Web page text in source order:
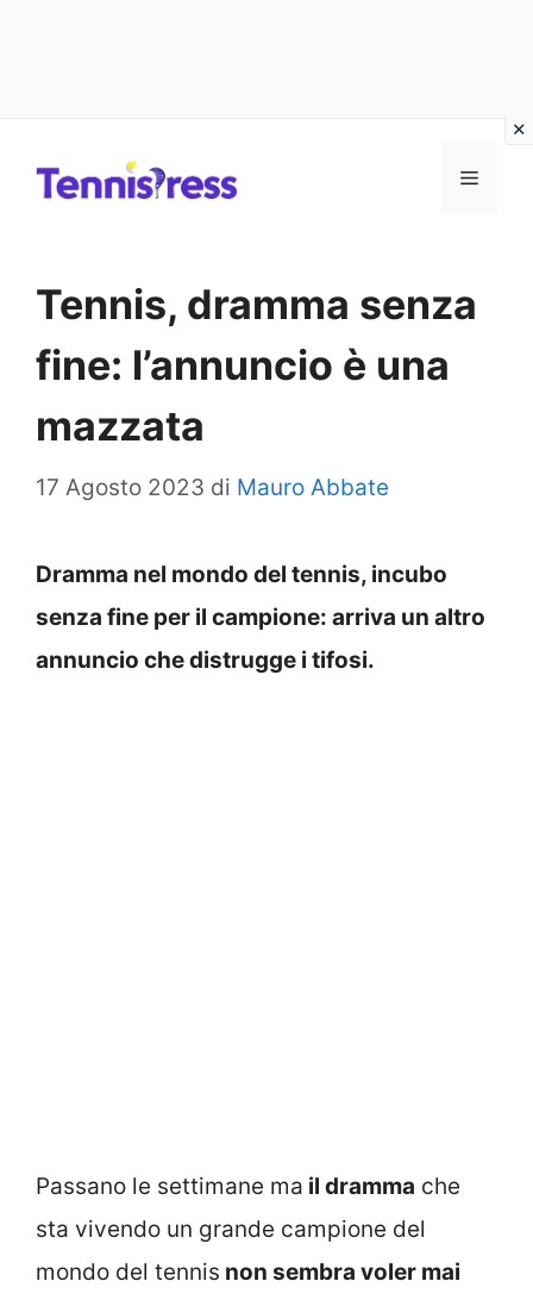
MENU
Tennis, dramma senza
fine: l’annuncio è una
mazzata
17 Agosto 2023 di Mauro Abbate
Dramma nel mondo del tennis, incubo
senza fine per il campione: arriva un altro
annuncio che distrugge i tifosi.
Passano le settimane ma il dramma che
sta vivendo un grande campione del
mondo del tennis non sembra voler mai